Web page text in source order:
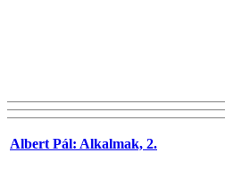
Albert Pál: Alkalmak, 2.